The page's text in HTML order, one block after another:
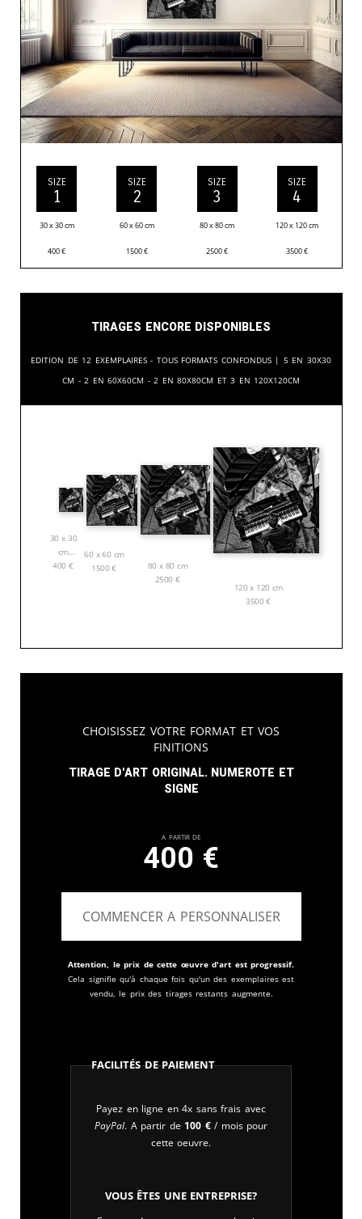
SIZE
1
30 x 30 cm
400€
SIZE
2
60 x 60 cm
1500€
SIZE
3
80 x 80 cm
2500€
SIZE
4
120 x 120 cm
3500€
Tirages encore disponibles
Edition de 12 exemplaires - tous formats confondus | 5 en 30x30
cm - 2 en 60x60cm - 2 en 80x80cm et 3 en 120x120cm
30 x 30
cm
400€
60 x 60 cm
1500€
80 x 80 cm
2500€
120 x 120 cm
3500€
Choisissez votre format et vos
finitions
Tirage d'art original. Numerote et
signe
A partir de
400 €
COMMENCER A PERSONNALISER
Attention, le prix de cette œuvre d'art est progressif.
Cela signifie qu'à chaque fois qu'un des exemplaires est
vendu, le prix des tirages restants augmente.
Facilités de paiement
Payez en ligne en 4x sans frais avec
PayPal. A partir de 100 €/ mois pour
cette oeuvre.
Vous êtes une entreprise?